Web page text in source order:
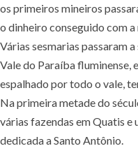
os primeiros mineiros
o dinheiro conseguido com
Várias sesmarias passaram
Vale do Paraíba fluminense,
espalhado por todo o vale,
Na primeira metade do
várias fazendas em Quatis e
dedicada a Santo Antônio.